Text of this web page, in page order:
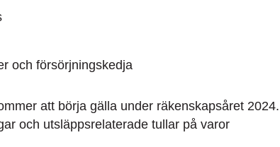
och försörjningskedja
att börja gälla under räkenskapsåret 2024.
och utsläppsrelaterade tullar på varor